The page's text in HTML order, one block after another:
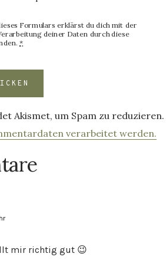
Formulars erklärst du dich mit der
deiner Daten durch diese
*
Akismet, um Spam zu reduzieren.
verarbeitet werden.
mir richtig gut 😉